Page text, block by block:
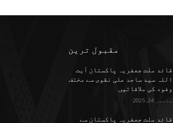
مقبول ترین
قائد ملت جعفریہ پاکستان آیت
اللہ سید ساجد علی نقوی سے مختف
وفود کی ملاقاتیں
ستمبر 24, 2025
قائد ملت جعفریہ پاکستان سے